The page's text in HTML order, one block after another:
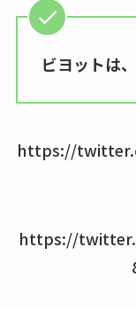
ビヨットは
https://
https://